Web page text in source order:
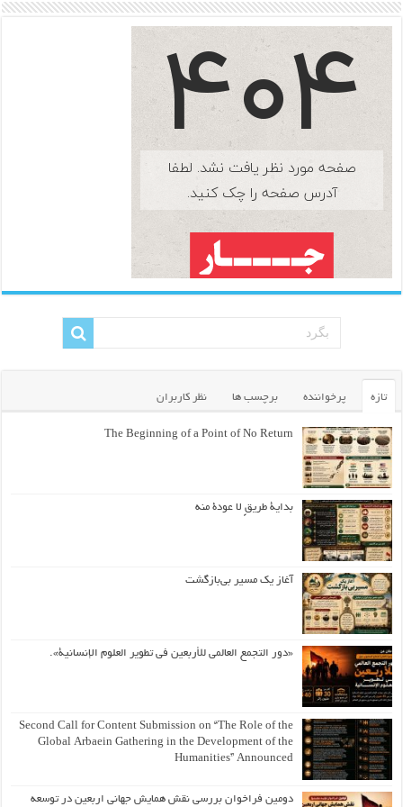
تازه پرخواننده برچسب ها نظر کاربران
The Beginning of a Point of No Return
بداية طريقٍ لا عودة منه
آغاز یک مسیر بی‌بازگشت
«دور التجمع العالمي للأربعين في تطوير العلوم الإنسانية».
Second Call for Content Submission on “The Role of the
Global Arbaein Gathering in the Development of the
Humanities” Announced
دومین فراخوان بررسی نقش همایش جهانی اربعین در توسعه